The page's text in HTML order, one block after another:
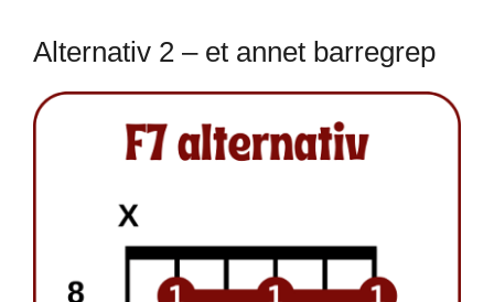
Alternativ 2 – et annet barregrep